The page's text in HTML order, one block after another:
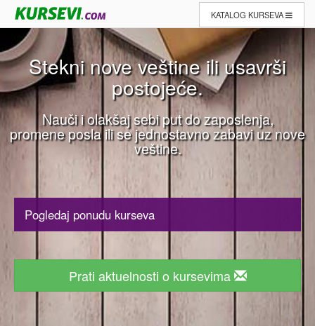
KATALOG KURSEVA
Stekni nove veštine ili usavrši
postojeće.
Nauči i olakšaj sebi put do zaposlenja,
promene posla ili se jednostavno zabavi uz nove
veštine.
Pogledaj ponudu kurseva
Prati aktuelnosti o kursevima